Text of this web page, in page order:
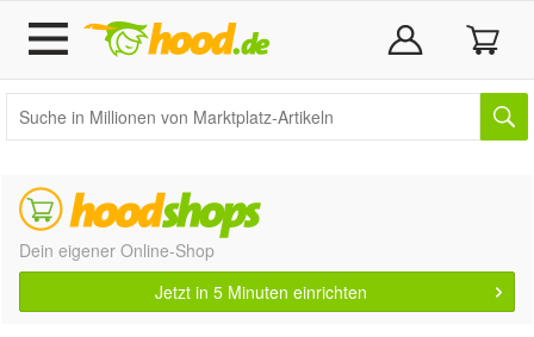
Dein eigener Online-Shop
Jetzt in 5 Minuten einrichten